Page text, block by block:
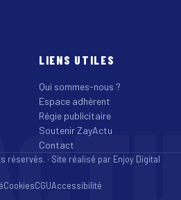
LIENS UTILES
Qui sommes-nous ?
Espace adhérent
Régie publicitaire
Soutenir ZayActu
Contact
réservés. · Site réalisé par Enjoy Digital
CookiesCGUAccessibilité